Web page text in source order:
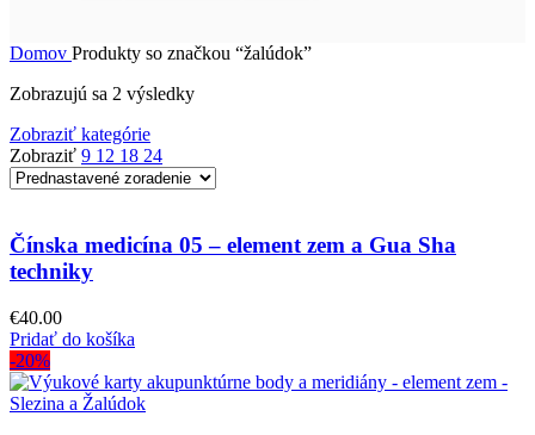
Domov Produkty so značkou “žalúdok”
Zobrazujú sa 2 výsledky
Zobraziť kategórie
Zobraziť 9 12 18 24
Čínska medicína 05 – element zem a Gua Sha
techniky
€40.00
Pridať do košíka
-20%